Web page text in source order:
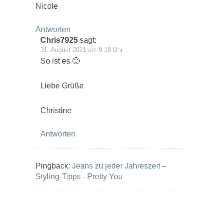
Nicole
Antworten
Chris7925 sagt:
31. August 2021 um 9:18 Uhr
So ist es 🙂
Liebe Grüße
Christine
Antworten
Pingback: Jeans zu jeder Jahreszeit –
Styling-Tipps - Pretty You